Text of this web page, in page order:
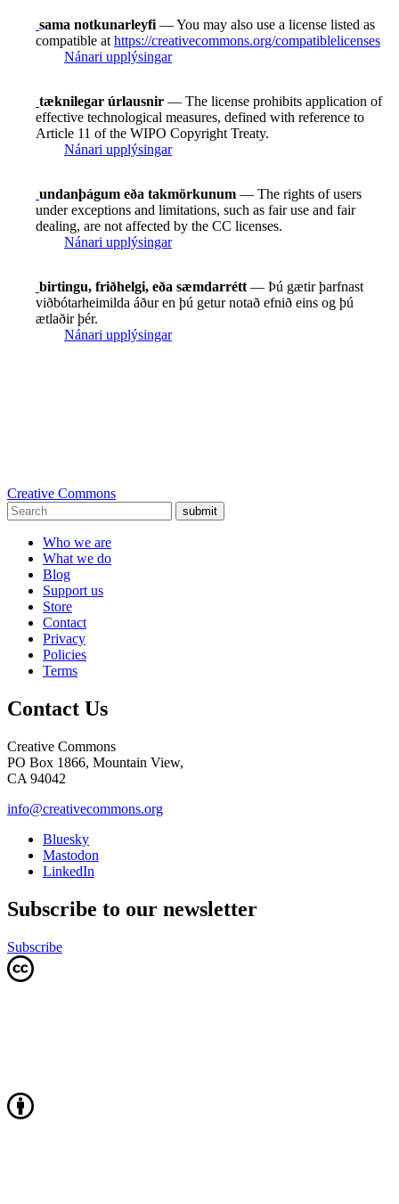
sama notkunarleyfi — You may also use a license listed as
compatible at https://creativecommons.org/compatiblelicenses
Nánari upplýsingar
tæknilegar úrlausnir — The license prohibits application of
effective technological measures, defined with reference to
Article 11 of the WIPO Copyright Treaty.
Nánari upplýsingar
undanþágum eða takmörkunum — The rights of users
under exceptions and limitations, such as fair use and fair
dealing, are not affected by the CC licenses.
Nánari upplýsingar
birtingu, friðhelgi, eða sæmdarrétt — Þú gætir þarfnast
viðbótarheimilda áður en þú getur notað efnið eins og þú
ætlaðir þér.
Nánari upplýsingar
Creative Commons
submit
Who we are
What we do
Blog
Support us
Store
Contact
Privacy
Policies
Terms
Contact Us
Creative Commons
PO Box 1866, Mountain View,
CA 94042
info@creativecommons.org
Bluesky
Mastodon
LinkedIn
Subscribe to our newsletter
Subscribe